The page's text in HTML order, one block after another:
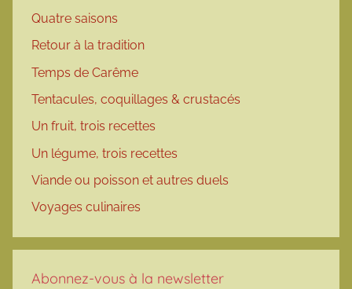
Quatre saisons
Retour à la tradition
Temps de Carême
Tentacules, coquillages & crustacés
Un fruit, trois recettes
Un légume, trois recettes
Viande ou poisson et autres duels
Voyages culinaires
Abonnez-vous à la newsletter